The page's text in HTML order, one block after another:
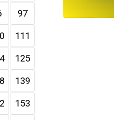
97
111
125
139
153